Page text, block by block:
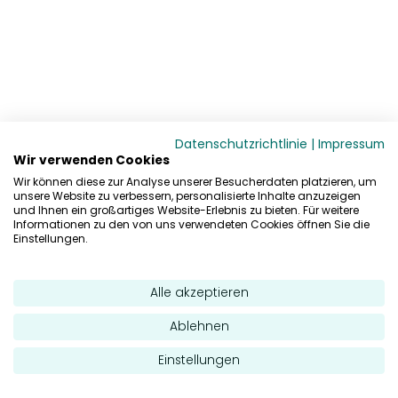
Datenschutzrichtlinie | Impressum
Wir verwenden Cookies
Wir können diese zur Analyse unserer Besucherdaten platzieren, um
unsere Website zu verbessern, personalisierte Inhalte anzuzeigen
und Ihnen ein großartiges Website-Erlebnis zu bieten. Für weitere
Informationen zu den von uns verwendeten Cookies öffnen Sie die
Einstellungen.
Alle akzeptieren
Ablehnen
Einstellungen